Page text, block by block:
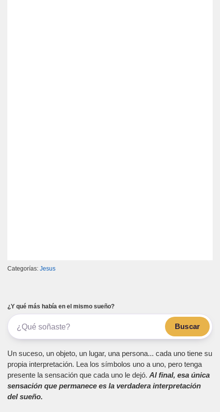
Categorías: Jesus
¿Y qué más había en el mismo sueño?
Buscar
Un suceso, un objeto, un lugar, una persona... cada uno tiene su
propia interpretación. Lea los símbolos uno a uno, pero tenga
presente la sensación que cada uno le dejó. Al final, esa única
sensación que permanece es la verdadera interpretación
del sueño.